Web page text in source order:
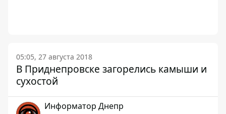
05:05, 27 августа 2018
В Приднепровске загорелись камыши и
сухостой
Информатор Днепр